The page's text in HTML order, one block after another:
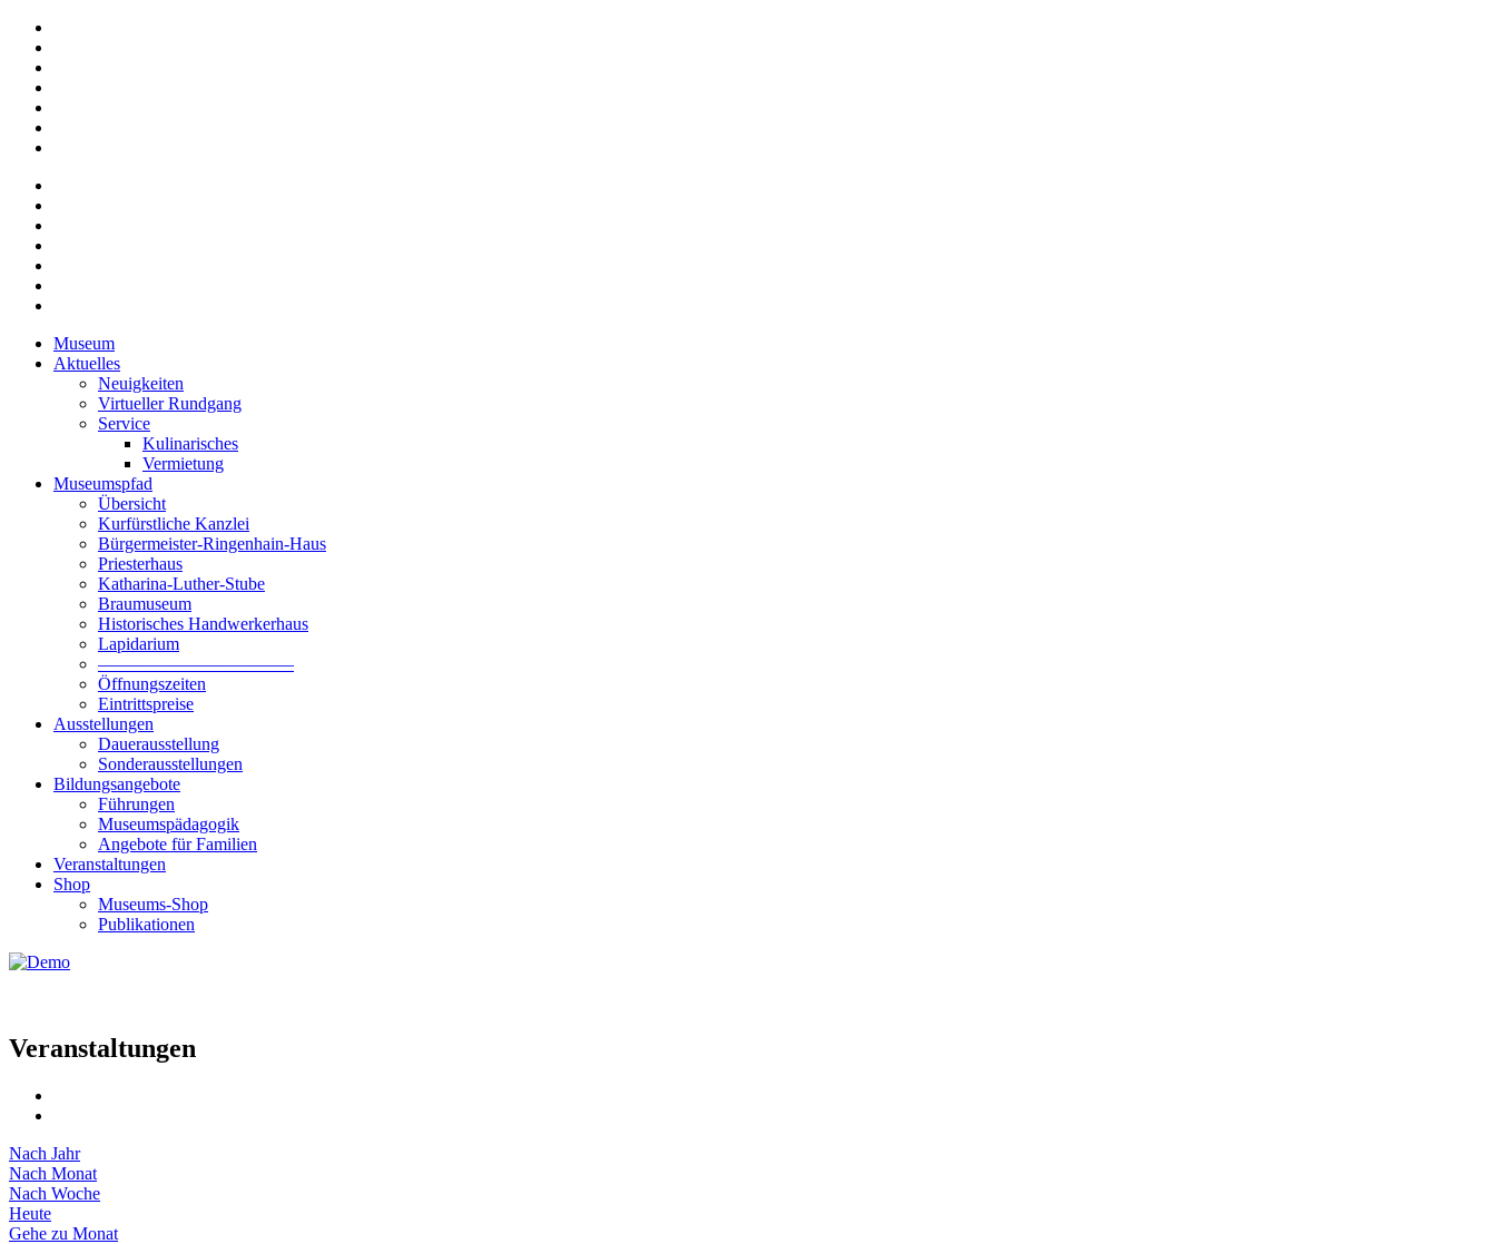
Museum
Aktuelles
Neuigkeiten
Virtueller Rundgang
Service
Kulinarisches
Vermietung
Museumspfad
Übersicht
Kurfürstliche Kanzlei
Bürgermeister-Ringenhain-Haus
Priesterhaus
Katharina-Luther-Stube
Braumuseum
Historisches Handwerkerhaus
Lapidarium
––––––––––––––––––––––
Öffnungszeiten
Eintrittspreise
Ausstellungen
Dauerausstellung
Sonderausstellungen
Bildungsangebote
Führungen
Museumspädagogik
Angebote für Familien
Veranstaltungen
Shop
Museums-Shop
Publikationen
Veranstaltungen
Nach Jahr
Nach Monat
Nach Woche
Heute
Gehe zu Monat